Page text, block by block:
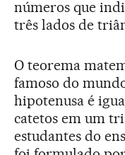
números que
três lados de
O teorema
famoso do
hipotenusa é
catetos em um
estudantes do